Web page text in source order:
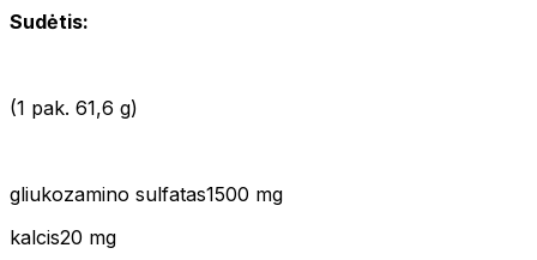
Sudėtis:
(1 pak. 61,6 g)
gliukozamino sulfatas1500 mg
kalcis20 mg